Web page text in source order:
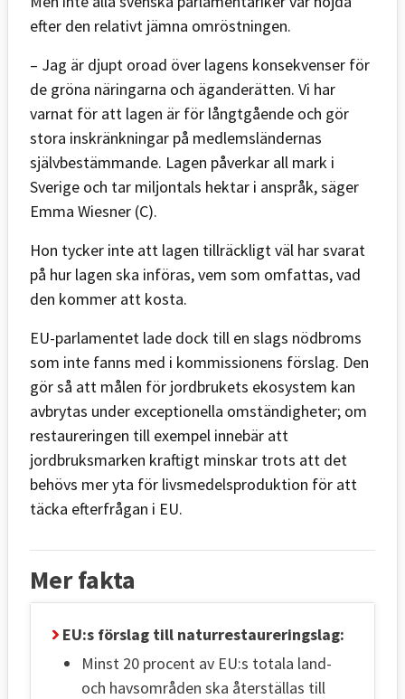
efter den relativt jämna omröstningen.
– Jag är djupt oroad över lagens konsekvenser för
de gröna näringarna och äganderätten. Vi har
varnat för att lagen är för långtgående och gör
stora inskränkningar på medlemsländernas
självbestämmande. Lagen påverkar all mark i
Sverige och tar miljontals hektar i anspråk, säger
Emma Wiesner (C).
Hon tycker inte att lagen tillräckligt väl har svarat
på hur lagen ska införas, vem som omfattas, vad
den kommer att kosta.
EU-parlamentet lade dock till en slags nödbroms
som inte fanns med i kommissionens förslag. Den
gör så att målen för jordbrukets ekosystem kan
avbrytas under exceptionella omständigheter; om
restaureringen till exempel innebär att
jordbruksmarken kraftigt minskar trots att det
behövs mer yta för livsmedelsproduktion för att
täcka efterfrågan i EU.
Mer fakta
EU:s förslag till naturrestaureringslag:
Minst 20 procent av EU:s totala land-
och havsområden ska återställas till